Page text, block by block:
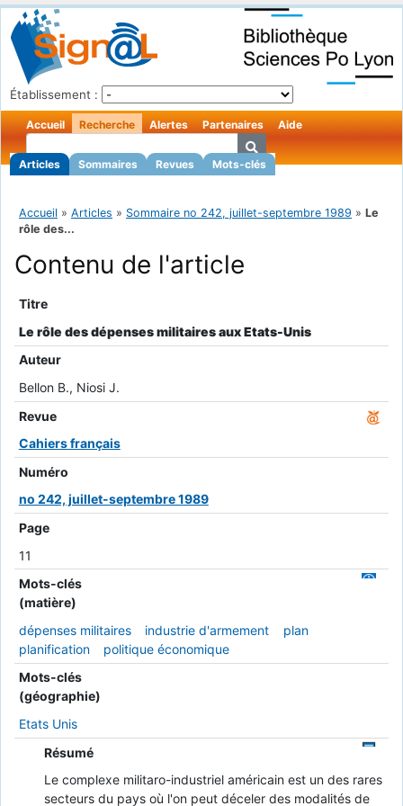
Établissement :
Accueil Recherche
Articles Sommaires Revues Mots-clés
Alertes Partenaires Aide
Accueil » Articles » Sommaire no 242, juillet-septembre 1989 » Le
rôle des...
Contenu de l'article
Titre
Le rôle des dépenses militaires aux Etats-Unis
Auteur
Bellon B., Niosi J.
Revue
Cahiers français
Numéro
no 242, juillet-septembre 1989
Page
11
Mots-clés
(matière)
dépenses militaires
industrie d'armement
plan
planification
politique économique
Mots-clés
(géographie)
Etats Unis
Résumé
Le complexe militaro-industriel américain est un des rares
secteurs du pays où l'on peut déceler des modalités de